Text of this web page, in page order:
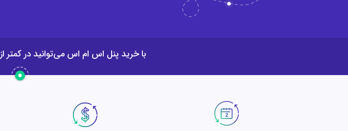
با خرید پنل اس ام اس می‌توانید در کمتر از 1 دقیقه پیامک انبوه ارسال کنید